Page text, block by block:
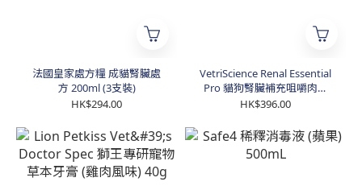
法國皇家處方糧 成貓腎臟處
方 200ml (3支裝)
HK$294.00
VetriScience Renal Essential
Pro 貓狗腎臟補充咀嚼肉粒
60粒
HK$396.00